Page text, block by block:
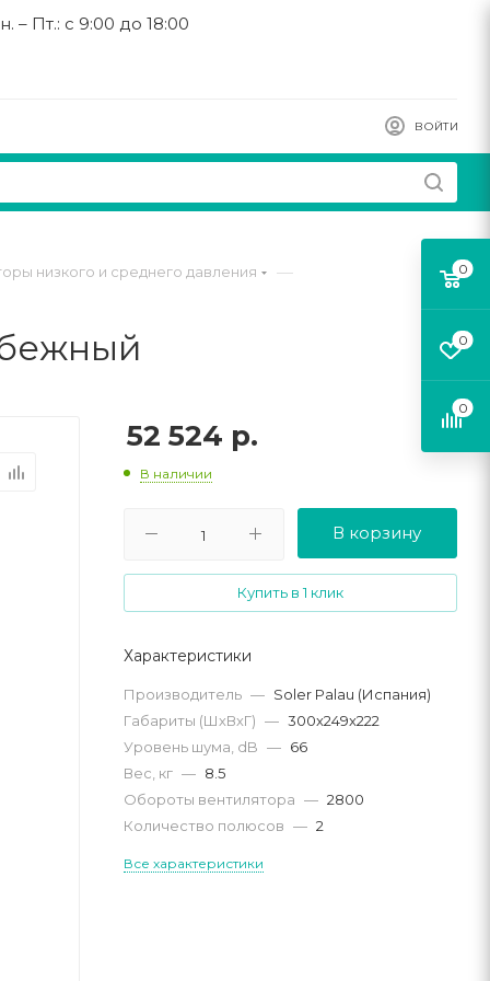
– Пт.: с 9:00 до 18:00
ВОЙТИ
низкого и среднего давления —
52 524 р.
В наличии
В корзину
Купить в 1 клик
Характеристики
Производитель — Soler Palau (Испания)
Габариты (ШхВхГ) — 300x249x222
Уровень шума, dB — 66
Вес, кг — 8.5
Обороты вентилятора — 2800
Количество полюсов — 2
Все характеристики
0
0
0